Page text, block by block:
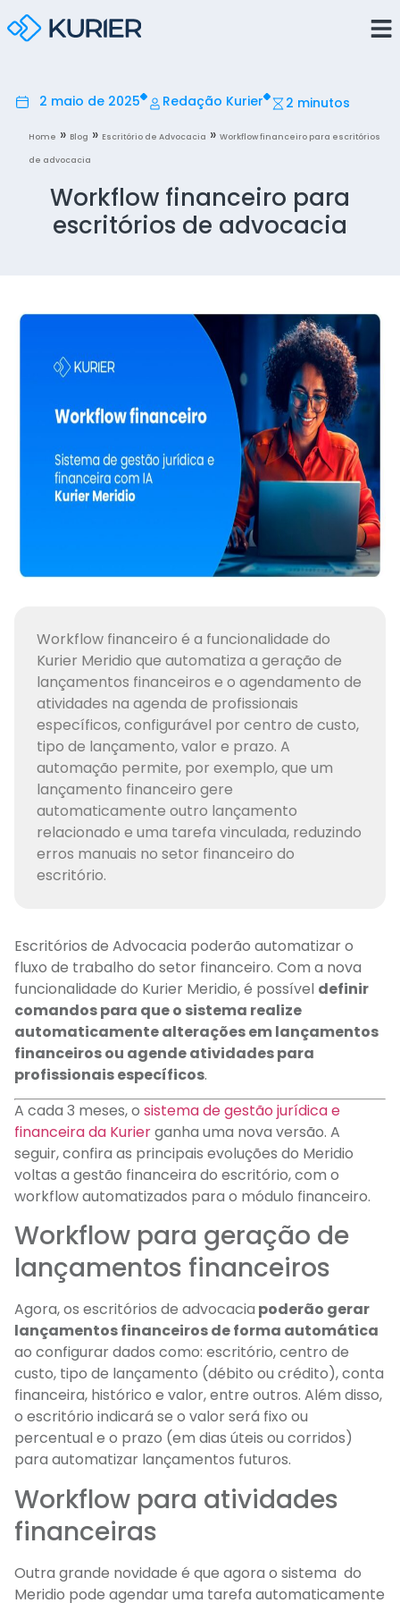
2 maio de 2025 Redação Kurier 2 minutos
Home » Blog » Escritório de Advocacia » Workflow financeiro para escritórios
de advocacia
Workflow financeiro para
escritórios de advocacia
Workflow financeiro é a funcionalidade do
Kurier Meridio que automatiza a geração de
lançamentos financeiros e o agendamento de
atividades na agenda de profissionais
específicos, configurável por centro de custo,
tipo de lançamento, valor e prazo. A
automação permite, por exemplo, que um
lançamento financeiro gere
automaticamente outro lançamento
relacionado e uma tarefa vinculada, reduzindo
erros manuais no setor financeiro do
escritório.
Escritórios de Advocacia poderão automatizar o
fluxo de trabalho do setor financeiro. Com a nova
funcionalidade do Kurier Meridio, é possível definir
comandos para que o sistema realize
automaticamentealterações em lançamentos
financeiros ou agende atividades para
profissionais específicos.
A cada 3 meses, o sistema de gestão jurídica e
financeira da Kurierganha uma nova versão. A
seguir, confira as principais evoluções do Meridio
voltas a gestão financeira do escritório, com o
workflow automatizados para o módulo financeiro.
Workflow para geração de
lançamentos financeiros
Agora, os escritórios de advocacia poderão gerar
lançamentos financeiros de forma automática
ao configurar dados como: escritório, centro de
custo, tipo de lançamento (débito ou crédito), conta
financeira, histórico e valor, entre outros. Além disso,
o escritório indicará se o valor será fixo ou
percentual e o prazo (em dias úteis ou corridos)
para automatizar lançamentos futuros.
Workflow para atividades
financeiras
Outra grande novidade é que agora o sistema do
Meridio pode agendar uma tarefa automaticamente